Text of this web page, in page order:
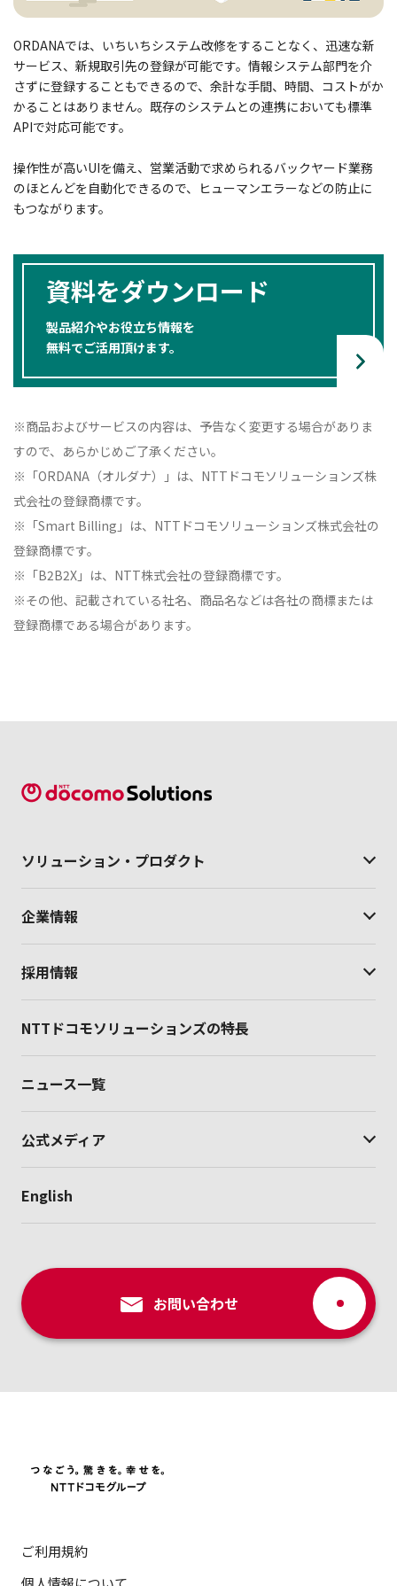
ORDANAでは、いちいちシステム改修をすることなく、迅速な新
サービス、新規取引先の登録が可能です。情報システム部門を介
さずに登録することもできるので、余計な手間、時間、コストがか
かることはありません。既存のシステムとの連携においても標準
APIで対応可能です。
操作性が高いUIを備え、営業活動で求められるバックヤード業務
のほとんどを自動化できるので、ヒューマンエラーなどの防止に
もつながります。
資料をダウンロード
製品紹介やお役立ち情報を
無料でご活用頂けます。
※商品およびサービスの内容は、予告なく変更する場合がありま
すので、あらかじめご了承ください。
※「ORDANA（オルダナ）」は、NTTドコモソリューションズ株
式会社の登録商標です。
※「Smart Billing」は、NTTドコモソリューションズ株式会社の
登録商標です。
※「B2B2X」は、NTT株式会社の登録商標です。
※その他、記載されている社名、商品名などは各社の商標または
登録商標である場合があります。
ソリューション・ プロダクト
企業情報
採用情報
NTTドコモソリューションズの特長
ニュース一覧
公式メディア
English
お問い合わせ
ご利用規約